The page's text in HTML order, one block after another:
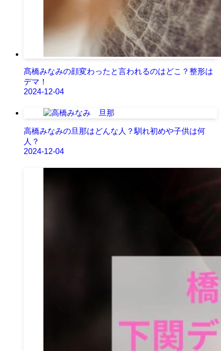
髙橋みなみの顔変わったと言われるのはどこ？整形は
デマ！
2024-12-04
高橋みなみの旦那はどんな人？馴れ初めや子供は何
人？
2024-12-04